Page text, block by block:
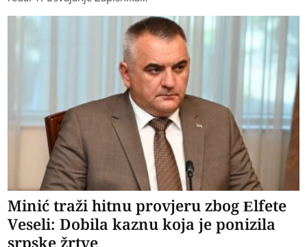
Minić traži hitnu provjeru zbog Elfete
Veseli: Dobila kaznu koja je ponizila
srpske žrtve